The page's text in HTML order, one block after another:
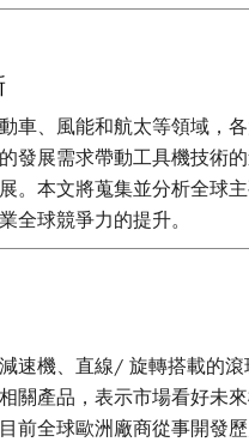
車、風能和航太等領域，
發展需求帶動工具機技術
。本文將蒐集並分析全球
全球競爭力的提升。
速機、直線/ 旋轉搭載的滾
關產品，表示市場看好未
前全球歐洲廠商從事開發